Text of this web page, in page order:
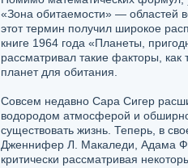
«Зона обитаемости» — областей
этот термин получил широкое
книге 1964 года «Планеты,
рассматривал такие факторы,
планет для обитания.
Совсем недавно Сара Сигер
водородом атмосферой и
существовать жизнь. Теперь, в
Дженнифер Л. Макаледи, Адама
критически рассматривая